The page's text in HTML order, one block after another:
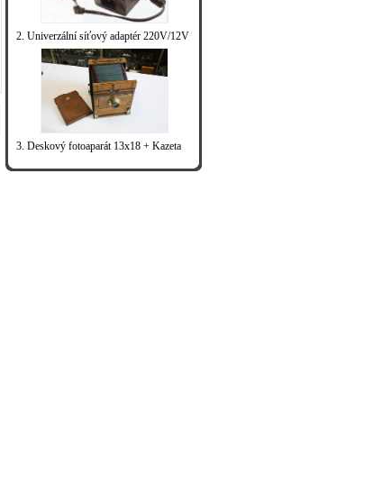
2. Univerzální síťový adaptér 220V/12V
3. Deskový fotoaparát 13x18 + Kazeta